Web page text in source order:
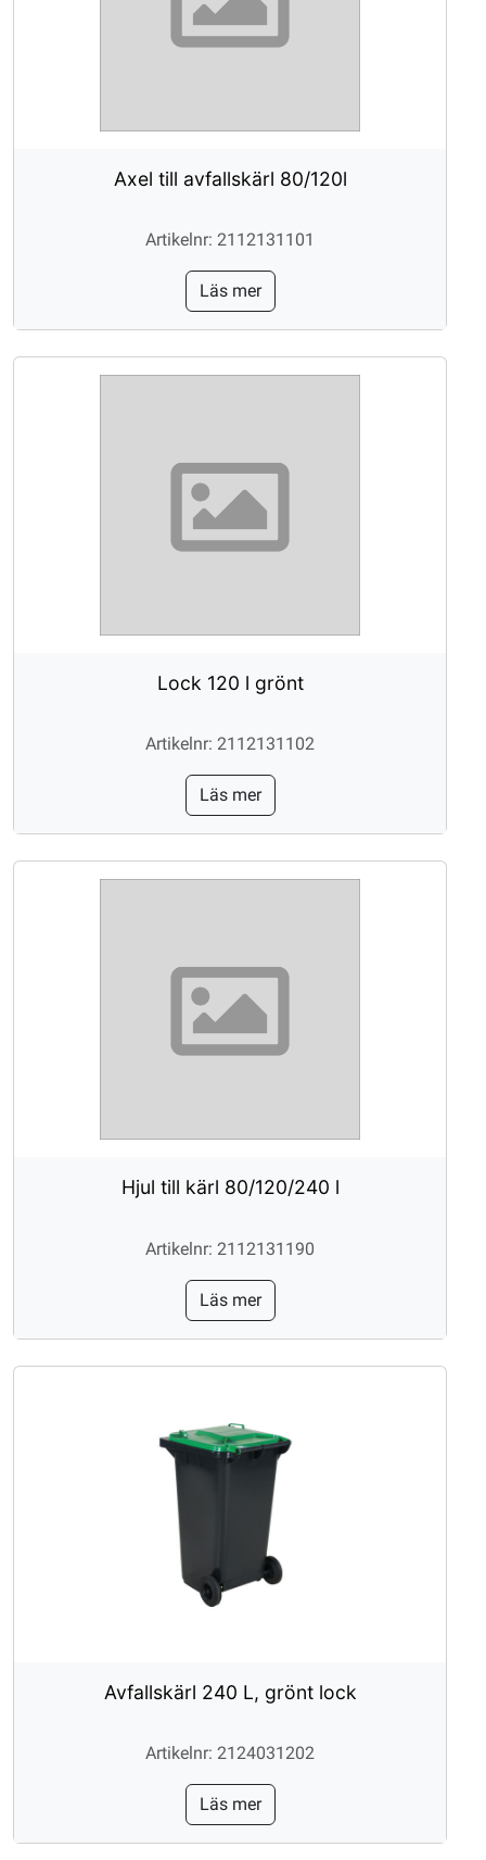
Axel till avfallskärl 80/120l
Artikelnr: 2112131101
Läs mer
Lock 120 l grönt
Artikelnr: 2112131102
Läs mer
Hjul till kärl 80/120/240 l
Artikelnr: 2112131190
Läs mer
Avfallskärl 240 L, grönt lock
Artikelnr: 2124031202
Läs mer